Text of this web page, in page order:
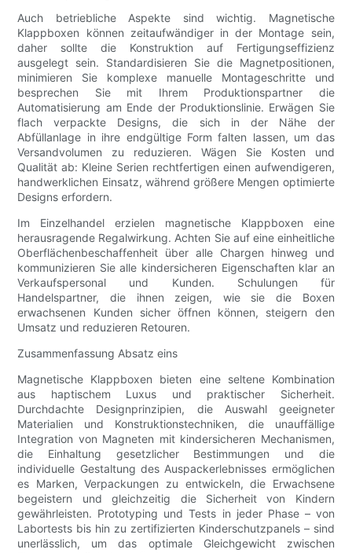
Auch betriebliche Aspekte sind wichtig. Magnetische
Klappboxen können zeitaufwändiger in der Montage sein,
daher sollte die Konstruktion auf Fertigungseffizienz
ausgelegt sein. Standardisieren Sie die Magnetpositionen,
minimieren Sie komplexe manuelle Montageschritte und
besprechen Sie mit Ihrem Produktionspartner die
Automatisierung am Ende der Produktionslinie. Erwägen Sie
flach verpackte Designs, die sich in der Nähe der
Abfüllanlage in ihre endgültige Form falten lassen, um das
Versandvolumen zu reduzieren. Wägen Sie Kosten und
Qualität ab: Kleine Serien rechtfertigen einen aufwendigeren,
handwerklichen Einsatz, während größere Mengen optimierte
Designs erfordern.
Im Einzelhandel erzielen magnetische Klappboxen eine
herausragende Regalwirkung. Achten Sie auf eine einheitliche
Oberflächenbeschaffenheit über alle Chargen hinweg und
kommunizieren Sie alle kindersicheren Eigenschaften klar an
Verkaufspersonal und Kunden. Schulungen für
Handelspartner, die ihnen zeigen, wie sie die Boxen
erwachsenen Kunden sicher öffnen können, steigern den
Umsatz und reduzieren Retouren.
Zusammenfassung Absatz eins
Magnetische Klappboxen bieten eine seltene Kombination
aus haptischem Luxus und praktischer Sicherheit.
Durchdachte Designprinzipien, die Auswahl geeigneter
Materialien und Konstruktionstechniken, die unauffällige
Integration von Magneten mit kindersicheren Mechanismen,
die Einhaltung gesetzlicher Bestimmungen und die
individuelle Gestaltung des Auspackerlebnisses ermöglichen
es Marken, Verpackungen zu entwickeln, die Erwachsene
begeistern und gleichzeitig die Sicherheit von Kindern
gewährleisten. Prototyping und Tests in jeder Phase – von
Labortests bis hin zu zertifizierten Kinderschutzpanels – sind
unerlässlich, um das optimale Gleichgewicht zwischen